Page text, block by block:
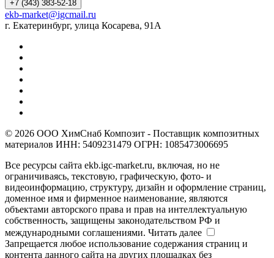
+7 (343) 383-52-18
ekb-market@igcmail.ru
г. Екатеринбург, улица Косарева, 91А
© 2026 ООО ХимСнаб Композит - Поставщик композитных
материалов ИНН: 5409231479 ОГРН: 1085473006695
Все ресурсы сайта ekb.igc-market.ru, включая, но не
ограничиваясь, текстовую, графическую, фото- и
видеоинформацию, структуру, дизайн и оформление страниц,
доменное имя и фирменное наименование, являются
объектами авторского права и прав на интеллектуальную
собственность, защищены законодательством РФ и
международными соглашениями. Читать далее
Запрещается любое использование содержания страниц и
контента данного сайта на других площадках без